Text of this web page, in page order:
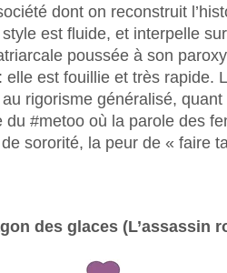
dont on reconstruit
est fluide, et interpelle
poussée à son
est fouillie et très rapide.
rigorisme généralisé,
du #metoo où la parole des
sororité, la peur de « faire
des glaces (L’assassin